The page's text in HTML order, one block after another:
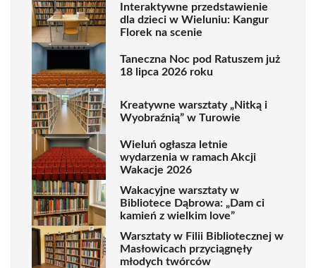
Interaktywne przedstawienie
dla dzieci w Wieluniu: Kangur
Florek na scenie
Taneczna Noc pod Ratuszem już
18 lipca 2026 roku
Kreatywne warsztaty „Nitką i
Wyobraźnią” w Turowie
Wieluń ogłasza letnie
wydarzenia w ramach Akcji
Wakacje 2026
Wakacyjne warsztaty w
Bibliotece Dąbrowa: „Dam ci
kamień z wielkim love”
Warsztaty w Filii Bibliotecznej w
Masłowicach przyciągnęły
młodych twórców